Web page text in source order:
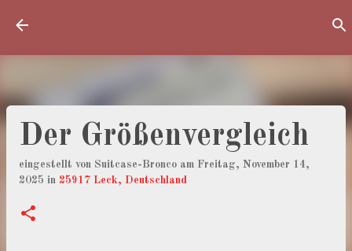
Der Größenvergleich
eingestellt von Suitcase-Bronco am Freitag, November 14,
2025 in 25917 Leck, Deutschland